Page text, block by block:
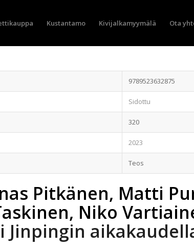
Kustantamo Kivijalkamyymälä Ota
9789523632875
Sidottu
320
2023
Teos
Pitkänen, Matti
Niko
Jinpingin